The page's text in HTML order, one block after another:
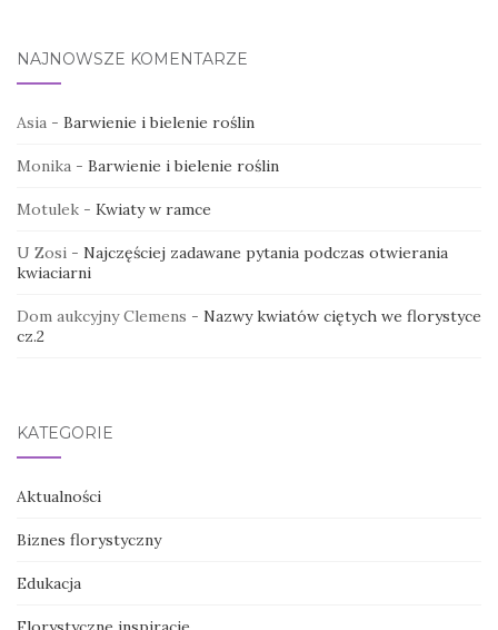
NAJNOWSZE KOMENTARZE
Asia - Barwienie i bielenie roślin
Monika - Barwienie i bielenie roślin
Motulek - Kwiaty w ramce
U Zosi - Najczęściej zadawane pytania podczas otwierania
kwiaciarni
Dom aukcyjny Clemens - Nazwy kwiatów ciętych we florystyce
cz.2
KATEGORIE
Aktualności
Biznes florystyczny
Edukacja